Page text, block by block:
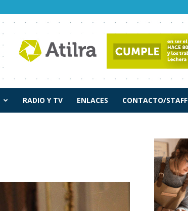
RADIO Y TV ENLACES CONTACTO/STAFF